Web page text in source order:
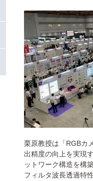
栗原教授は「RGBカ
出精度の向上を実現
ットワーク構造を構
フィルタ波長透過特